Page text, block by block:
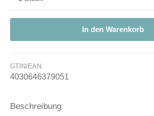
In den Warenkorb
GTIN/EAN:
4030646379051
Beschreibung